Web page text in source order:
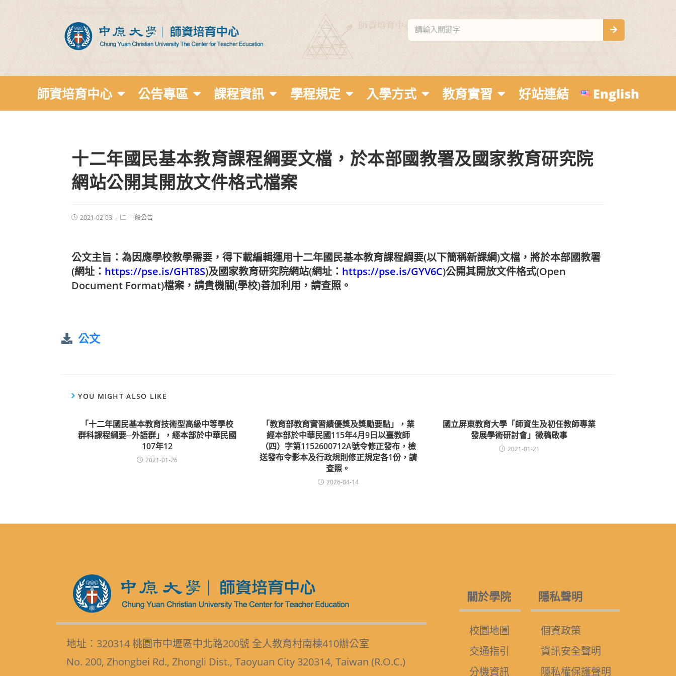
師資培育中心 公告專區 課程資訊 學程規定 入學方式 教育實習 好站連結 English
十二年國民基本教育課程綱要文檔，於本部國教署及國家教育研究院
網站公開其開放文件格式檔案
2021-02-03 一般公告
公文主旨：為因應學校教學需要，得下載編輯運用十二年國民基本教育課程綱要(以下簡稱新課綱)文檔，將於本部國教署
(網址： https://pse.is/GHT8S)及國家教育研究院網站(網址： https://pse.is/GYV6C)公開其開放文件格式(Open
Document Format)檔案，請貴機關(學校)善加利用，請查照。
公文
YOU MIGHT ALSO LIKE
「十二年國民基本教育技術型高級中等學校
群科課程綱要─外語群」，經本部於中華民國
107年12
2021-01-26
「教育部教育實習績優獎及獎勵要點」，業
經本部於中華民國115年4月9日以臺教師
（四）字第1152600712A號令修正發布，檢
送發布令影本及行政規則修正規定各1份，請
查照。
2026-04-14
國立屏東教育大學「師資生及初任教師專業
發展學術研討會」徵稿啟事
2021-01-21
地址：320314 桃園市中壢區中北路200號 全人教育村南棟410辦公室
No. 200, Zhongbei Rd., Zhongli Dist., Taoyuan City 320314, Taiwan (R.O.C.)
關於學院
校園地圖
交通指引
分機資訊
隱私聲明
個資政策
資訊安全聲明
隱私權保護聲明